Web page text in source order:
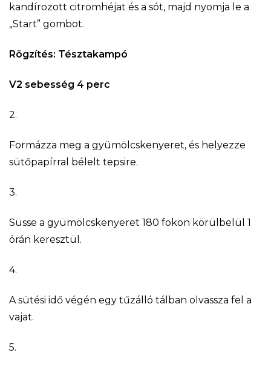
kandírozott citromhéjat és a sót, majd nyomja le a
„Start” gombot.
Rögzítés: Tésztakampó
V2 sebesség 4 perc
2.
Formázza meg a gyümölcskenyeret, és helyezze
sütőpapírral bélelt tepsire.
3.
Süsse a gyümölcskenyeret 180 fokon körülbelül 1
órán keresztül.
4.
A sütési idő végén egy tűzálló tálban olvassza fel a
vajat.
5.